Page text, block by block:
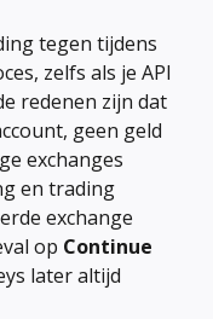
tegen tijdens
zelfs als je API
redenen zijn dat
geen geld
exchanges
en trading
exchange
op Continue
later altijd